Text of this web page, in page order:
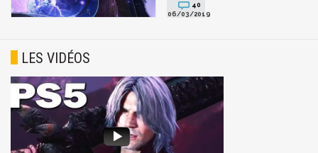
40
06/03/2019
LES VIDÉOS